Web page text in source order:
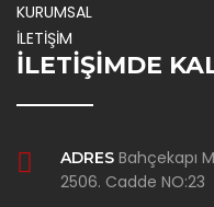
KURUMSAL
İLETİŞİM
İLETİŞİMDE
ADRES Bahçekapı
2506. Cadde NO:23